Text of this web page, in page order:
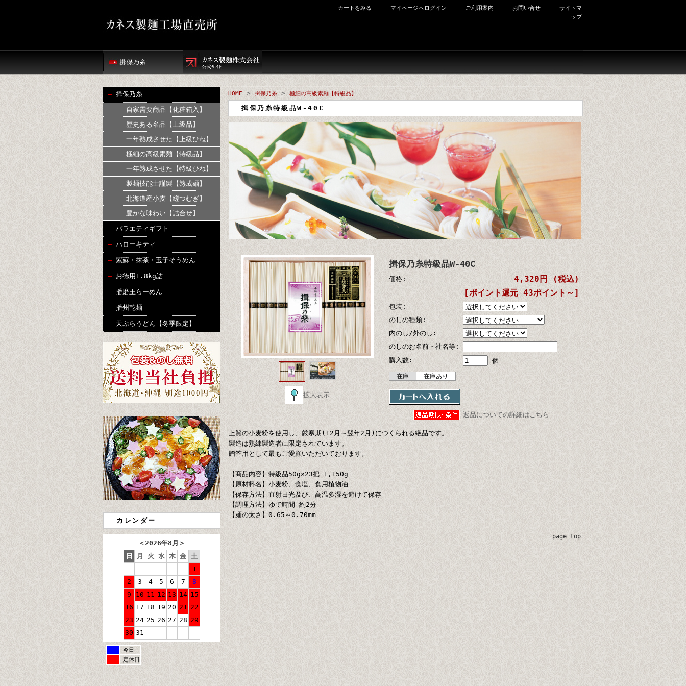
カートをみる ｜ マイページへログイン ｜ ご利用案内 ｜ お問い合せ ｜
サイトマ
ップ
揖保乃糸
自家需要商品【化粧箱入】
歴史ある名品【上級品】
一年熟成させた【上級ひね】
極細の高級素麺【特級品】
一年熟成させた【特級ひね】
製麺技能士謹製【熟成麺】
北海道産小麦【縒つむぎ】
豊かな味わい【詰合せ】
バラエティギフト
ハローキティ
紫蘇・抹茶・玉子そうめん
お徳用1.8kg詰
播磨王らーめん
播州乾麺
天ぷらうどん【冬季限定】
カレンダー
＜2026年8月 ＞
日
月 火 水 木 金 土
1
2
3 4 5 6 7
8
9
10 11 12 13 14 15
16 17 18 19 20 21 22
23 24 25 26 27 28 29
30 31
今日
定休日
HOME > 揖保乃糸 > 極細の高級素麺【特級品】
揖保乃糸特級品W-40C
拡大表示
揖保乃糸特級品W-40C
価格:
4,320円 (税込)
[ポイント還元 43ポイント～]
包装:
のしの種類:
内のし/外のし:
のしのお名前・社名等:
購入数:
個
在庫 在庫あり
返品についての詳細はこちら
上質の小麦粉を使用し、厳寒期(12月～翌年2月)につくられる絶品です。
製造は熟練製造者に限定されています。
贈答用として最もご愛顧いただいております。
【商品内容】特級品50g×23把 1,150g
【原材料名】小麦粉、食塩、食用植物油
【保存方法】直射日光及び、高温多湿を避けて保存
【調理方法】ゆで時間 約2分
【麺の太さ】0.65～0.70mm
page top